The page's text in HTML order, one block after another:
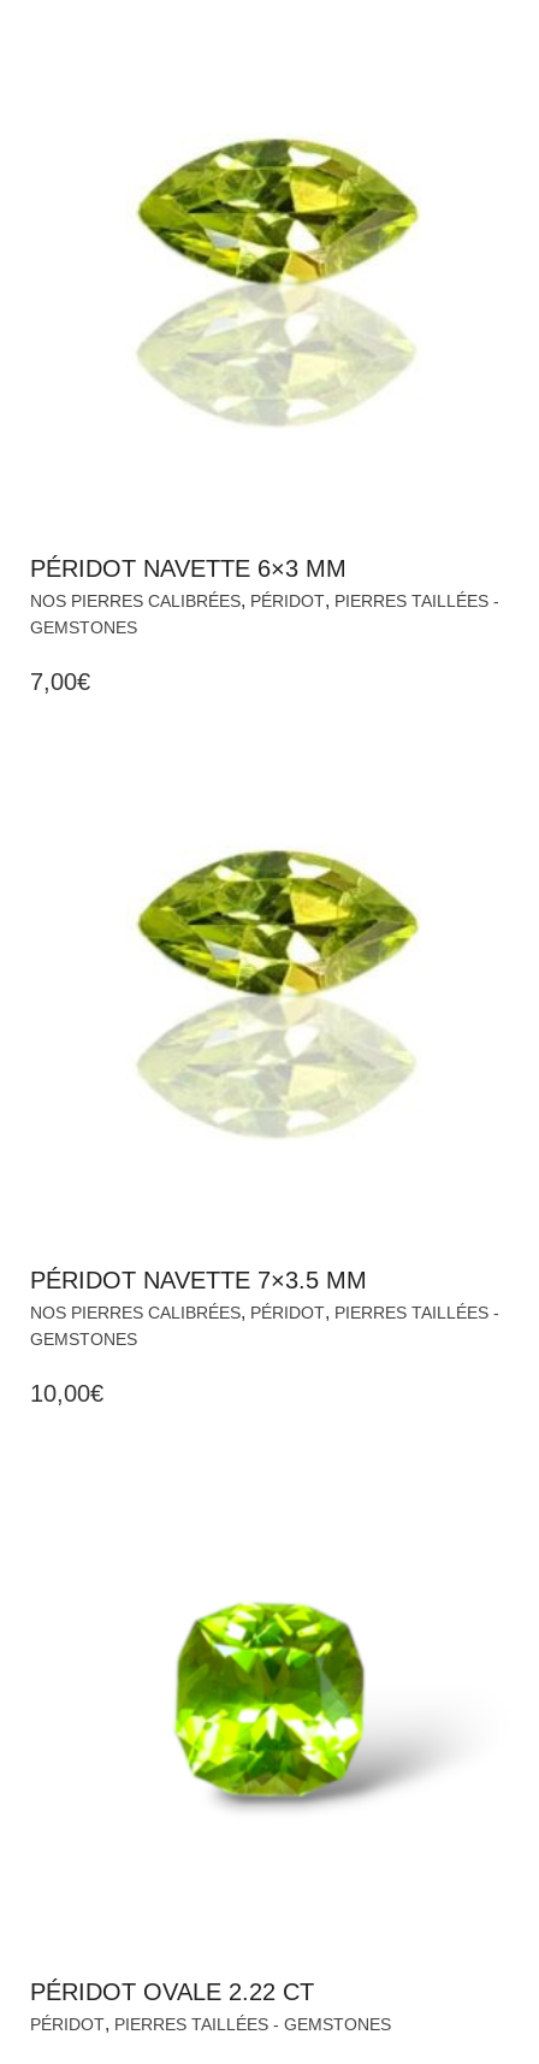
PÉRIDOT NAVETTE 6×3 MM
NOS PIERRES CALIBRÉES, PÉRIDOT, PIERRES TAILLÉES -
GEMSTONES
7,00€
PÉRIDOT NAVETTE 7×3.5 MM
NOS PIERRES CALIBRÉES, PÉRIDOT, PIERRES TAILLÉES -
GEMSTONES
10,00€
PÉRIDOT OVALE 2.22 CT
PÉRIDOT, PIERRES TAILLÉES - GEMSTONES